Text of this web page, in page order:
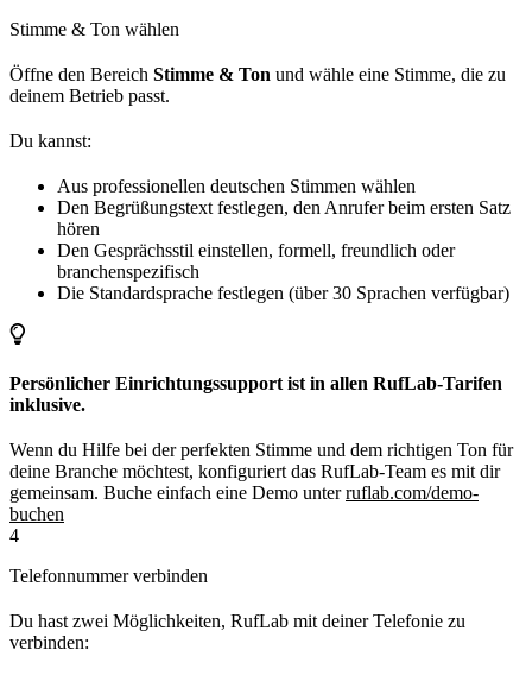
Stimme & Ton wählen
Öffne den Bereich Stimme & Ton und wähle eine Stimme, die zu
deinem Betrieb passt.
Du kannst:
Aus professionellen deutschen Stimmen wählen
Den Begrüßungstext festlegen, den Anrufer beim ersten Satz
hören
Den Gesprächsstil einstellen, formell, freundlich oder
branchenspezifisch
Die Standardsprache festlegen (über 30 Sprachen verfügbar)
Persönlicher Einrichtungssupport ist in allen RufLab-Tarifen
inklusive.
Wenn du Hilfe bei der perfekten Stimme und dem richtigen Ton für
deine Branche möchtest, konfiguriert das RufLab-Team es mit dir
gemeinsam. Buche einfach eine Demo unterruflab.com/demo-
buchen
4
Telefonnummer verbinden
Du hast zwei Möglichkeiten, RufLab mit deiner Telefonie zu
verbinden: